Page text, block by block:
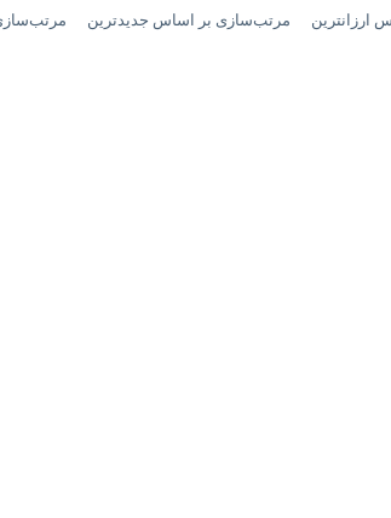
مرتب‌سازی بر اساس جدیدترین
ارزانترین